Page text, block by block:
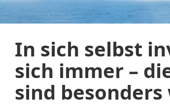
In sich selbst
sich immer –
sind